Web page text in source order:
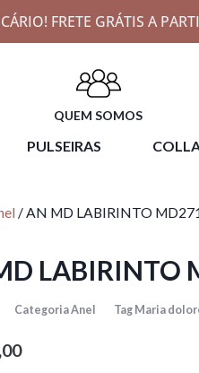
FRETE GRÁTIS A
QUEM SOMOS
PULSEIRAS
/ AN MD LABIRINTO
LABIRINTO
CategoriaAnel Tag Maria